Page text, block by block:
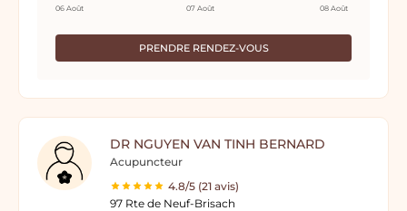
PRENDRE RENDEZ-VOUS
06 Août 07 Août 08 Août
DR NGUYEN VAN TINH BERNARD
Acupuncteur
4.8/5 (21 avis)
97 Rte de Neuf-Brisach